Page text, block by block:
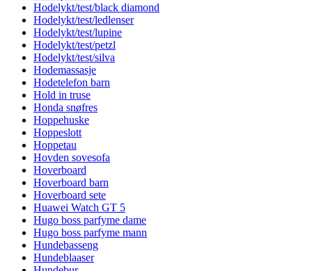
Hodelykt/test/black diamond
Hodelykt/test/ledlenser
Hodelykt/test/lupine
Hodelykt/test/petzl
Hodelykt/test/silva
Hodemassasje
Hodetelefon barn
Hold in truse
Honda snøfres
Hoppehuske
Hoppeslott
Hoppetau
Hovden sovesofa
Hoverboard
Hoverboard barn
Hoverboard sete
Huawei Watch GT 5
Hugo boss parfyme dame
Hugo boss parfyme mann
Hundebasseng
Hundeblaaser